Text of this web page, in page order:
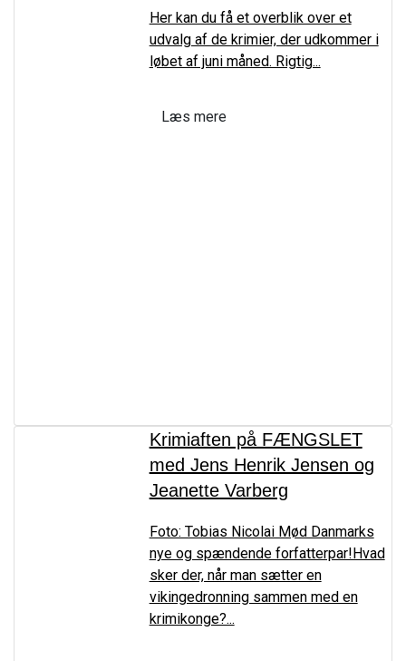
Her kan du få et overblik over et
udvalg af de krimier, der udkommer i
løbet af juni måned. Rigtig...
Læs mere
Krimiaften på FÆNGSLET
med Jens Henrik Jensen og
Jeanette Varberg
Foto: Tobias Nicolai Mød Danmarks
nye og spændende forfatterpar!Hvad
sker der, når man sætter en
vikingedronning sammen med en
krimikonge?...